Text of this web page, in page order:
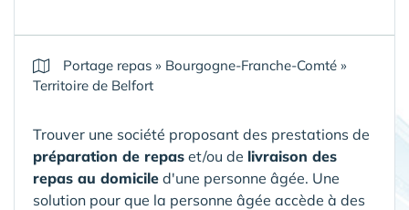
Portage repas » Bourgogne-Franche-Comté »
Territoire de Belfort
Trouver une société proposant des prestations de
préparation de repas et/ou de livraison des
repas au domicile d'une personne âgée. Une
solution pour que la personne âgée accède à des